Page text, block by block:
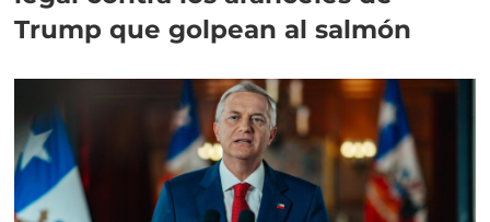
Trump que golpean al salmón